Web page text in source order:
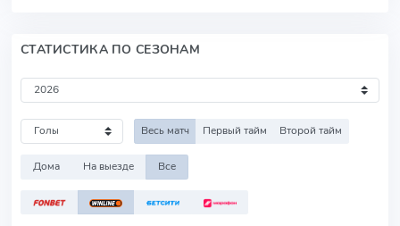
СТАТИСТИКА ПО СЕЗОНАМ
Весь матч Первый тайм Второй тайм
Дома На выезде Все